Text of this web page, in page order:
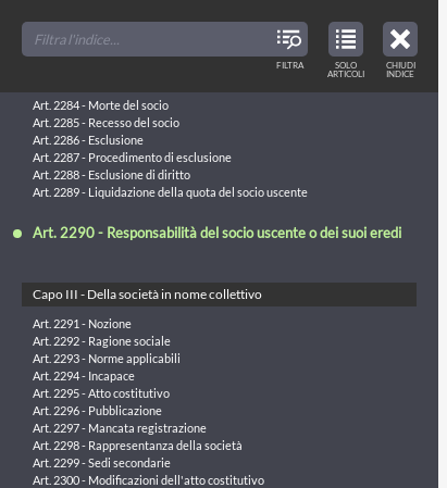
TABLE
OF
CONTENTS
CHIUDI
INDICE
TOC
TITLES
FILTRA
VIEW
ONLY
ARTICLES
IN
TABLE
SOLO
ARTICOLI
Sezione V - Dello scioglimento del rapporto sociale limitatamente
Art. 2284 - Morte del socio
Art. 2285 - Recesso del socio
Art. 2286 - Esclusione
Art. 2287 - Procedimento di esclusione
Art. 2288 - Esclusione di diritto
Art. 2289 - Liquidazione della quota del socio uscente
Art. 2290 - Responsabilità del socio uscente o dei suoi eredi
Capo III - Della società in nome collettivo
Art. 2291 - Nozione
Art. 2292 - Ragione sociale
Art. 2293 - Norme applicabili
Art. 2294 - Incapace
Art. 2295 - Atto costitutivo
Art. 2296 - Pubblicazione
Art. 2297 - Mancata registrazione
Art. 2298 - Rappresentanza della società
Art. 2299 - Sedi secondarie
Art. 2300 - Modificazioni dell'atto costitutivo